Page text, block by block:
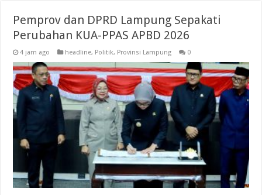
Pemprov dan DPRD Lampung Sepakati
Perubahan KUA-PPAS APBD 2026
4 jam ago headline, Politik, Provinsi Lampung 0